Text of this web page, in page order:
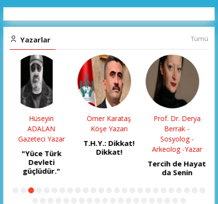
Yazarlar Tümü
Ömer Karataş
Köşe Yazarı
T.H.Y.: Dikkat!
Dikkat!
Prof. Dr. Derya
Berrak -
Sosyolog -
Arkeolog -Yazar
Gökalp Şentürk
BUGÜN BENİM
DOĞUM
GÜNÜM…